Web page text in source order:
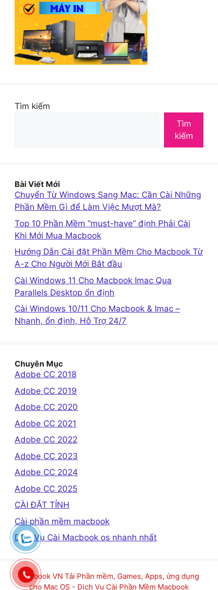
Tìm kiếm
Tìm
kiếm
Bài Viết Mới
Chuyển Từ Windows Sang Mac: Cần Cài Những
Phần Mềm Gì để Làm Việc Mượt Mà?
Top 10 Phần Mềm “must-have” định Phải Cài
Khi Mới Mua Macbook
Hướng Dẫn Cài đặt Phần Mềm Cho Macbook Từ
A-z Cho Người Mới Bắt đầu
Cài Windows 11 Cho Macbook Imac Qua
Parallels Desktop ổn định
Cài Windows 10/11 Cho Macbook & Imac –
Nhanh, ổn định, Hỗ Trợ 24/7
Chuyên Mục
Adobe CC 2018
Adobe CC 2019
Adobe CC 2020
Adobe CC 2021
Adobe CC 2022
Adobe CC 2023
Adobe CC 2024
Adobe CC 2025
CÀI ĐẶT TỈNH
Cài phần mềm macbook
Dịch Vụ Cài Macbook os nhanh nhất
Macbook VN Tải Phần mềm, Games, Apps, ứng dụng
cho Mac OS - Dịch Vụ Cài Phần Mềm Macbook